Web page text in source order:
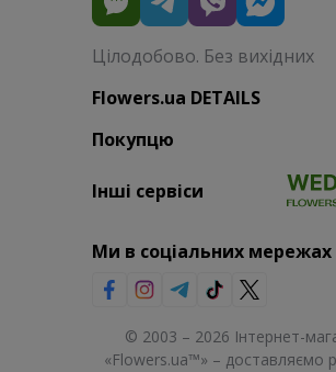
Цілодобово. Без вихідних
Flowers.ua DETAILS
Покупцю
Інші сервіси
Ми в соціальних мережах
© 2003 – 2026 Інтернет-
«Flowers.ua™» – доставляємо